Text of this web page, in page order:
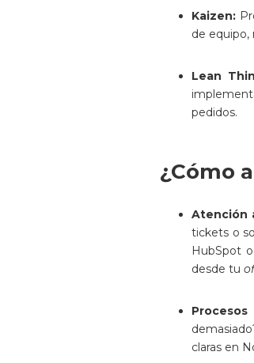
Kaizen:
de equipo,
Lean
pedidos.
¿Cómo
Atención
tickets o
HubSpot
desde tu
claras en